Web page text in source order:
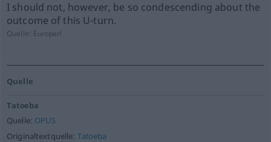
I should not, however, be so condescending about the
outcome of this U-turn.
Quelle: Europarl
Quelle
Tatoeba
Quelle: OPUS
Originaltextquelle: Tatoeba